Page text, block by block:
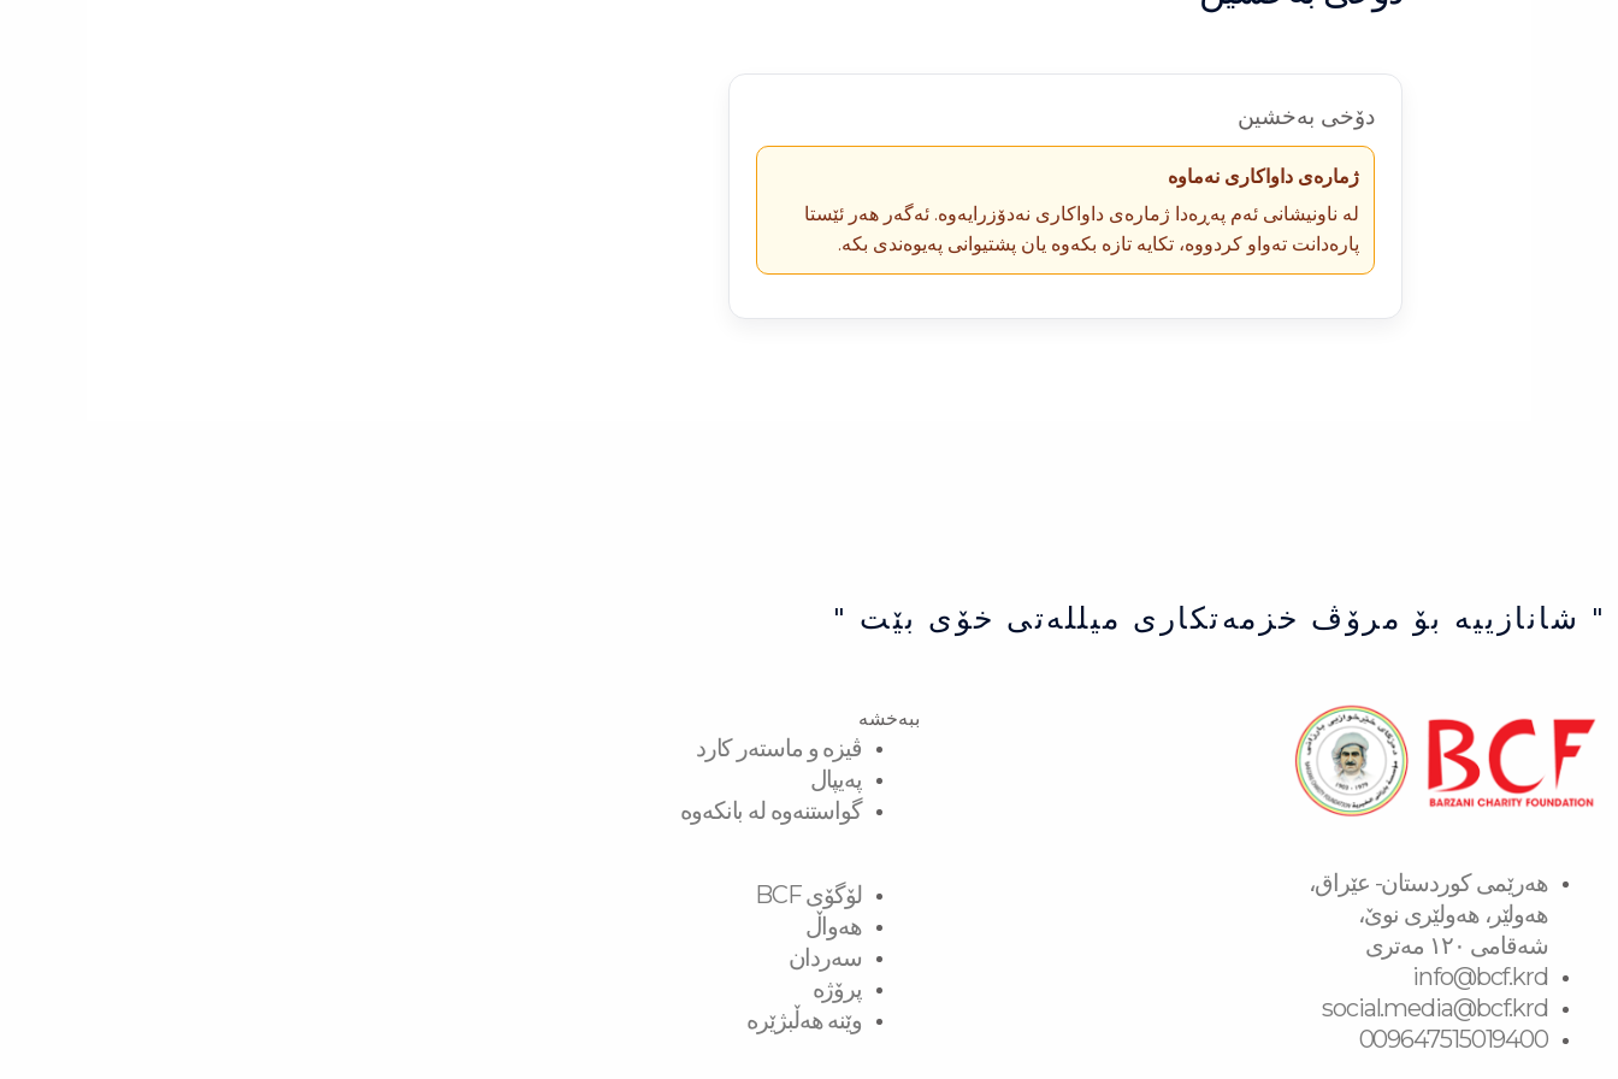
دۆخی بەخشین
ژمارەی داواکاری نەماوە
لە ناونیشانی ئەم پەڕەدا ژمارەی داواکاری نەدۆزرایەوە. ئەگەر هەر ئێستا
پارەدانت تەواو کردووە، تکایە تازە بکەوە یان پشتیوانی پەیوەندی بکە.
" شانازییه بۆ مرۆڤ خزمەتكاری میللەتی خۆی بێت "
هەرێمی کوردستان- عێراق،
هەولێر، هەولێری نوێ،
شەقامی ١٢٠ مەتری
info@bcf.krd
social.media@bcf.krd
009647515019400
ببەخشە
ڤیزە و ماستەر کارد
پەیپال
گواستنەوە لە بانکەوە
لۆگۆی BCF
هەواڵ
سەردان
پرۆژە
وێنە هەڵبژێرە